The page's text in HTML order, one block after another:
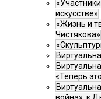
искусстве»
«Жизнь и
Чистякова»
«Теперь